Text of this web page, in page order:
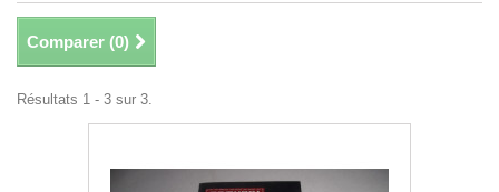
Comparer (0)
Résultats 1 - 3 sur 3.